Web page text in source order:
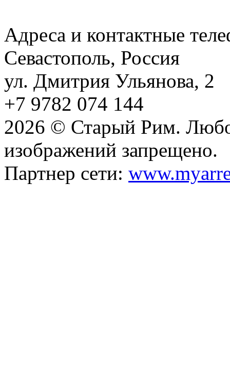
Адреса и контактные
Севастополь, Россия
ул. Дмитрия Ульянова, 2
+7 9782 074 144
2026 © Старый Рим.
изображений запрещено.
Партнер сети: